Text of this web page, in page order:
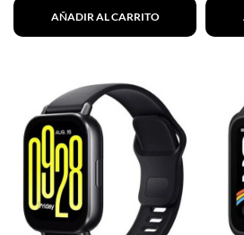
AÑADIR AL CARRITO